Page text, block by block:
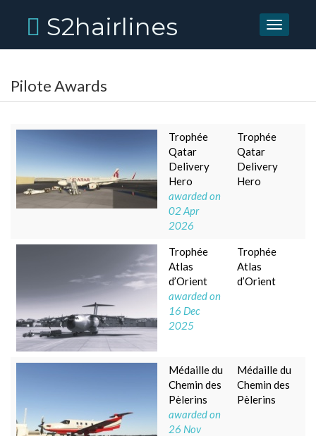
S2hairlines
Toggle
Pilote Awards
Trophée
Qatar
Delivery
Hero
awarded on
02 Apr
2026
Trophée
Qatar
Delivery
Hero
Trophée
Atlas
d’Orient
awarded on
16 Dec
2025
Trophée
Atlas
d’Orient
Médaille du
Chemin des
Pèlerins
awarded on
26 Nov
Médaille du
Chemin des
Pèlerins